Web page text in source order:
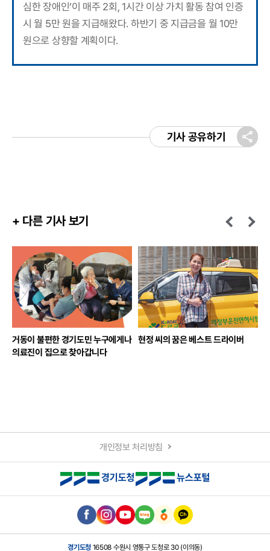
심한 장애인’이 매주 2회, 1시간 이상 가치 활동 참여 인증
시 월 5만 원을 지급해왔다. 하반기 중 지급금을 월 10만
원으로 상향할 계획이다.
기사 공유하기
+ 다른 기사 보기
거동이 불편한 경기도민 누구에게나
의료진이 집으로 찾아갑니다
현정 씨의 꿈은 베스트 드라이버
개인정보 처리방침
경기도청16508 수원시 영통구 도청로 30 (이의동)